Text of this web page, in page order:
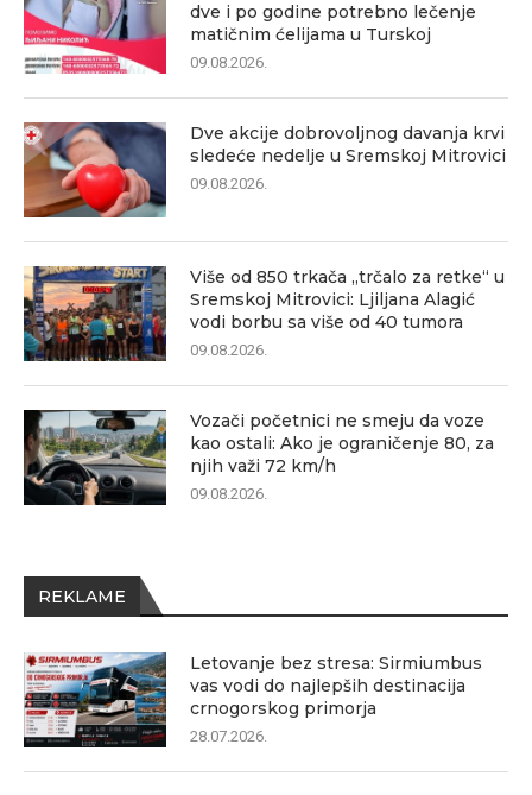
dve i po godine potrebno lečenje
matičnim ćelijama u Turskoj
09.08.2026.
Dve akcije dobrovoljnog davanja krvi
sledeće nedelje u Sremskoj Mitrovici
09.08.2026.
Više od 850 trkača „trčalo za retke“ u
Sremskoj Mitrovici: Ljiljana Alagić
vodi borbu sa više od 40 tumora
09.08.2026.
Vozači početnici ne smeju da voze
kao ostali: Ako je ograničenje 80, za
njih važi 72 km/h
09.08.2026.
REKLAME
Letovanje bez stresa: Sirmiumbus
vas vodi do najlepših destinacija
crnogorskog primorja
28.07.2026.